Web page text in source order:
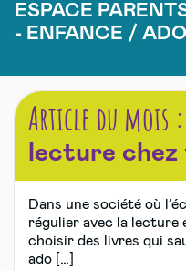
ESPACE
- ENFANCE /
Article du mois :
lecture
Dans une société où
régulier avec la lecture
choisir des livres qui
ado […]